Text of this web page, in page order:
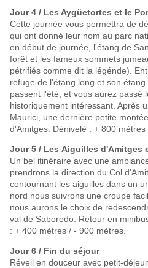
Jour 4 / Les Aygüetortes et le
Cette journée vous permettra de
qui ont donné leur nom au parc
en début de journée, l'étang de
forêt et les fameux sommets
pétrifiés comme dit la légénde).
refuge de l'étang long et son
passent l'été, et vous aurez passé
historiquement intéressant. Après
Maurici, une dernière petite
d'Amitges. Dénivelé : + 800 mètres
Jour 5 / Les Aiguilles d'Amitges
Un bel itinéraire avec une
prendrons la direction du Col
contournant les aiguilles dans un
nord nous suivrons une croupe
nous aurons le choix de
val de Saboredo. Retour en
: + 400 mètres / - 900 mètres.
Jour 6 / Fin du séjour
Réveil en douceur avec petit-